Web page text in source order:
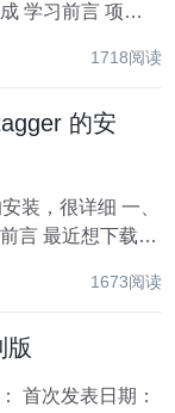
目
1718阅读
的安
，很详细 一、
1673阅读
版